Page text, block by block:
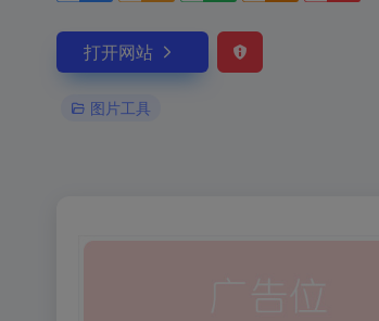
打开网站
图片工具